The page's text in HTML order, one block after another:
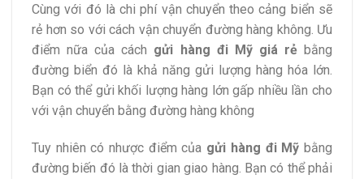
Cùng với đó là chi phí vận chuyển theo cảng biển sẽ
rẻ hơn so với cách vận chuyển đường hàng không. Ưu
điểm nữa của cách gửi hàng đi Mỹ giá rẻbằng
đường biển đó là khả năng gửi lượng hàng hóa lớn.
Bạn có thể gửi khối lượng hàng lớn gấp nhiều lần cho
với vận chuyển bằng đường hàng không
Tuy nhiên có nhược điểm của gửi hàng đi Mỹ bằng
đường biến đó là thời gian giao hàng. Bạn có thể phải